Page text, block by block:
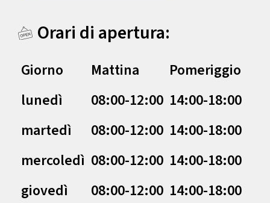
Orari di apertura:
Giorno Mattina
Pomeriggio
lunedì
08:00-12:00 14:00-18:00
martedì
08:00-12:00 14:00-18:00
mercoledì 08:00-12:00 14:00-18:00
giovedì
08:00-12:00 14:00-18:00